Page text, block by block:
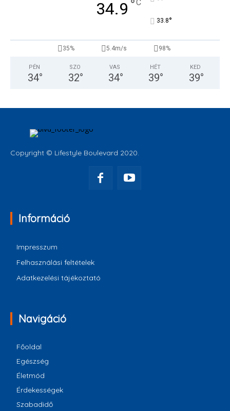
34.9 °C
33.8°
35% 5.4m/s 98%
PÉN
34°
SZO
32°
VAS
34°
HÉT
39°
KED
39°
Copyright © Lifestyle Boulevard 2020.
Információ
Impresszum
Felhasználási feltételek
Adatkezelési tájékoztató
Navigáció
Főoldal
Egészség
Életmód
Érdekességek
Szabadidő